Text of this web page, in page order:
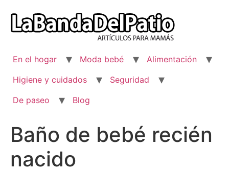
contenido
En el hogar Moda bebé
Alimentación
Higiene y cuidados
Seguridad
De paseo
Blog
Baño de bebé recién
nacido